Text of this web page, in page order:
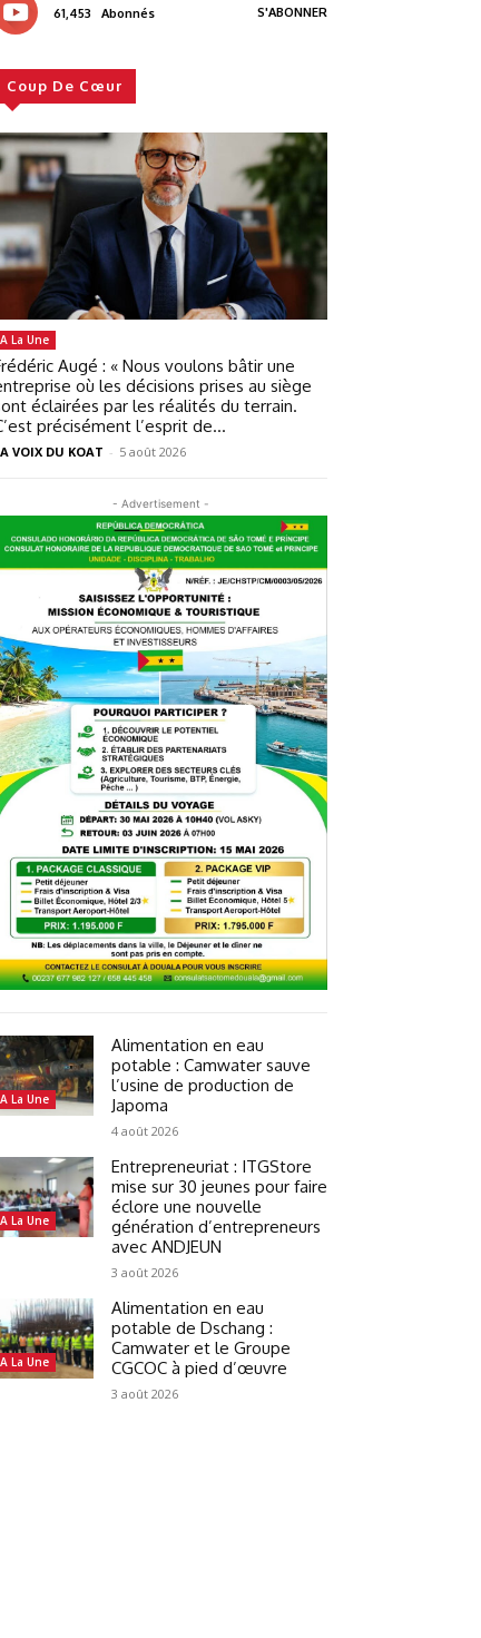
61,453 Abonnés S'ABONNER
Coup De Cœur
A La Une
Augé : « Nous voulons bâtir une
où les décisions prises au siège
éclairées par les réalités du terrain.
précisément l’esprit de...
VOIX DU KOAT - 5 août 2026
- Advertisement -
A La Une
Alimentation en eau
potable : Camwater sauve
l’usine de production de
Japoma
4 août 2026
A La Une
Entrepreneuriat : ITGStore
mise sur 30 jeunes pour faire
éclore une nouvelle
génération d’entrepreneurs
avec ANDJEUN
3 août 2026
A La Une
Alimentation en eau
potable de Dschang :
Camwater et le Groupe
CGCOC à pied d’œuvre
3 août 2026